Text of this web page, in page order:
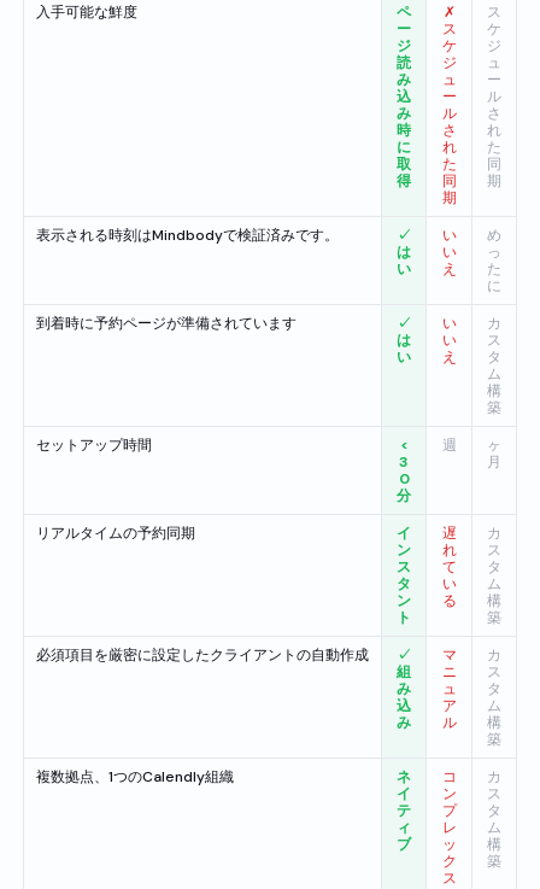
入手可能な鮮度
ペ
ー
ジ
読
み
込
み
時
に
取
得
✗
ス
ケ
ジ
ュ
ー
ル
さ
れ
た
同
期
ス
ケ
ジ
ュ
ー
ル
さ
れ
た
同
期
表示される時刻はMindbodyで検証済みです。
✓
は
い
い
い
え
め
っ
た
に
到着時に予約ページが準備されています
✓
は
い
い
い
え
カ
ス
タ
ム
構
築
セットアップ時間
<
3
0
分
週
ヶ
月
リアルタイムの予約同期
イ
ン
ス
タ
ン
ト
遅
れ
て
い
る
カ
ス
タ
ム
構
築
必須項目を厳密に設定したクライアントの自動作成
✓
組
み
込
み
マ
ニ
ュ
ア
ル
カ
ス
タ
ム
構
築
複数拠点、1つのCalendly組織
ネ
イ
テ
ィ
ブ
コ
ン
プ
レ
ッ
ク
ス
カ
ス
タ
ム
構
築